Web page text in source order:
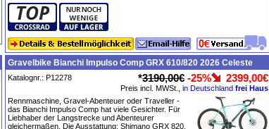
Gravelbike Bianchi Impulso Comp GRX 610/820 2026 Celeste
Katalognr.: P12278 *3190,00€ -25% 2399,00€
Preis incl. MWSt., in Deutschland frei Haus
Rennmaschine, Gravel-Abenteuer oder Traveller -
das Bianchi Impulso Comp hat viele Gesichter. Für
Liebhaber der Langstrecke und Abenteurer
gleichermaßen. Die Ausstattung: Shimano GRX 820,